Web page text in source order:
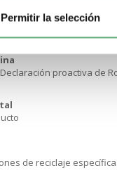
Permitir la selección
de RoHS
proactiva de
de reciclaje